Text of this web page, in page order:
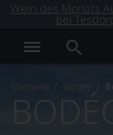
Wein des Monats
bei
Startseite Winzer